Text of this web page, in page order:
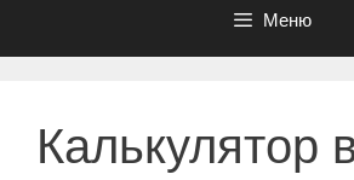
Меню
Калькулятор